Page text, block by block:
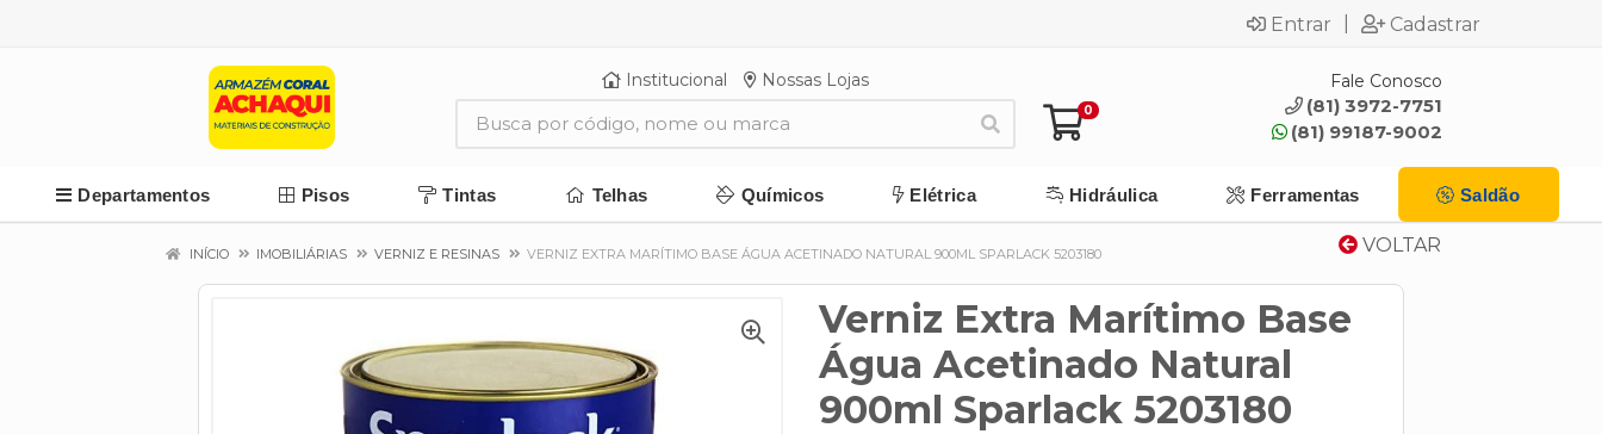
Entrar Cadastrar
Institucional Nossas Lojas
0
Fale Conosco
(81) 3972-7751
(81) 99187-9002
Departamentos Pisos Tintas Telhas Químicos Elétrica Hidráulica Ferramentas Saldão
VOLTAR
INÍCIO IMOBILIÁRIAS VERNIZ E RESINAS VERNIZ EXTRA MARÍTIMO BASE ÁGUA ACETINADO NATURAL 900ML SPARLACK 5203180
Verniz Extra Marítimo Base
Água Acetinado Natural
900ml Sparlack 5203180